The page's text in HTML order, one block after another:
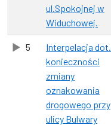
ul.Spokojnej w
Widuchowej.
5
Interpelacja dot.
konieczności
zmiany
oznakowania
drogowego przy
ulicy Bulwary